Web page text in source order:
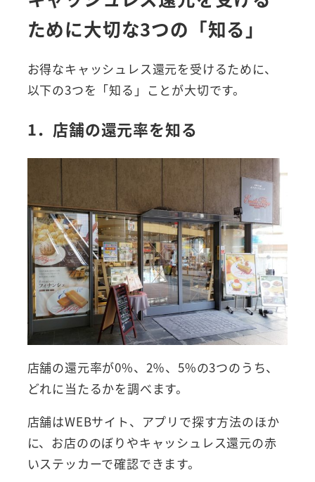
ために大切な3つの「知る」
お得なキャッシュレス還元を受けるために、
以下の3つを「知る」ことが大切です。
1．店舗の還元率を知る
店舗の還元率が0%、2％、5%の3つのうち、
どれに当たるかを調べます。
店舗はWEBサイト、アプリで探す方法のほか
に、お店ののぼりやキャッシュレス還元の赤
いステッカーで確認できます。